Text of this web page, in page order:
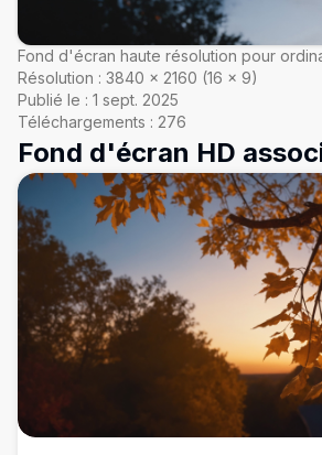
Fond d'écran haute résolution pour
Résolution : 3840 × 2160 (16 × 9)
Publié le : 1 sept. 2025
Téléchargements : 276
Fond d'écran HD